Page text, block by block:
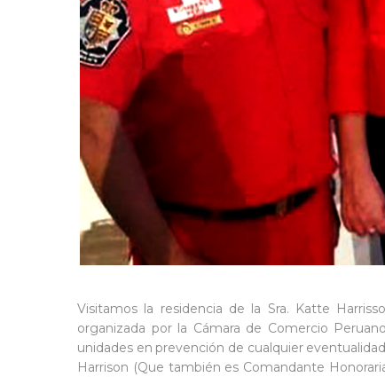
Visitamos la residencia de la Sra. Katte
organizada por la Cámara de Comercio
unidades en prevención de cualquier
Harrison (Que también es Comandante